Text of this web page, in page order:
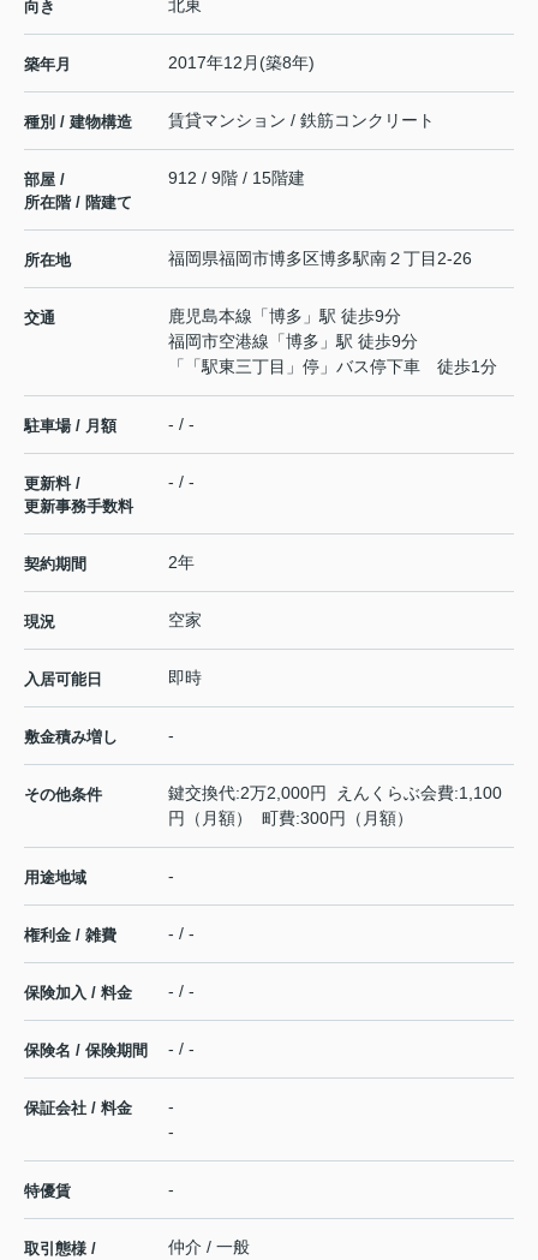
向き 北東
築年月 2017年12月(築8年)
種別 / 建物構造 賃貸マンション / 鉄筋コンクリート
部屋 /
所在階 / 階建て
912 / 9階 / 15階建
所在地 福岡県福岡市博多区博多駅南２丁目2-26
交通 鹿児島本線 「博多 」駅 徒歩9分
福岡市空港線 「博多 」駅 徒歩9分
「「駅東三丁目」停」バス停下車 徒歩1分
駐車場 / 月額 - / -
更新料 /
更新事務手数料
- / -
契約期間 2年
現況 空家
入居可能日 即時
敷金積み増し -
その他条件
鍵交換代:2万2,000円 えんくらぶ会費:1,100
円（月額） 町費:300円（月額）
用途地域 -
権利金 / 雑費 - / -
保険加入 / 料金 - / -
保険名 / 保険期間 - / -
保証会社 / 料金
-
-
特優賃 -
取引態様 /
仲介 / 一般